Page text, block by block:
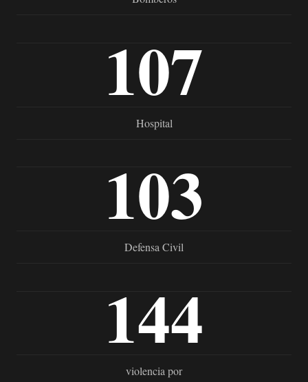
107
Hospital
103
Defensa Civil
144
violencia por